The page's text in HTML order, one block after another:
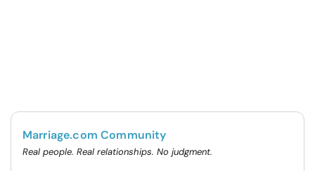
Marriage.com Community
Real people. Real relationships. No judgment.